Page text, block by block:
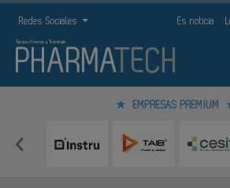
Redes Sociales Es noticia
EMPRESAS PREMIUM